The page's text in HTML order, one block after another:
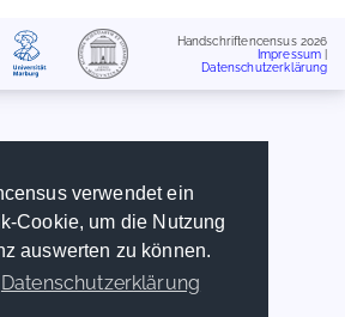
verwendet ein
Cookie, um die Nutzung
auswerten zu können.
Datenschutzerklärung
Handschriftencensus 2026
Impressum
Datenschutzerklärung